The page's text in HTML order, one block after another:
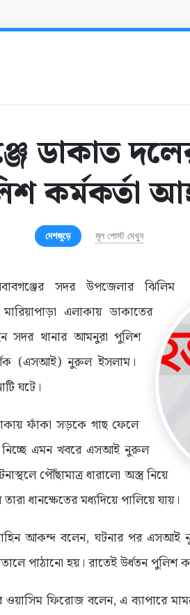
ডাকাত
কর্মকর্তা
দেশজুড়ে মূল পোস্ট দেখুন
সদর উপজেলার ঝিলিম
এলাকায় ডাকাতের
সদর থানার আমনুরা পুলিশ
(এসআই) নুরুল ইসলাম।
ঘটে।
ফাঁকা সড়কে গাছ ফেলে
নিচ্ছে এমন খবরে এসআই নুরুল
পৌঁছামাত্র ধারালো অস্ত্র নিয়ে
ধানক্ষেতের মধ্যদিয়ে পালিয়ে যায়।
আকন্দ বলেন, ঘটনার পর এসআই
পাঠানো হয়। রাতেই উর্ধতন পুলিশ
ফিরোজ বলেন, এ ব্যাপারে